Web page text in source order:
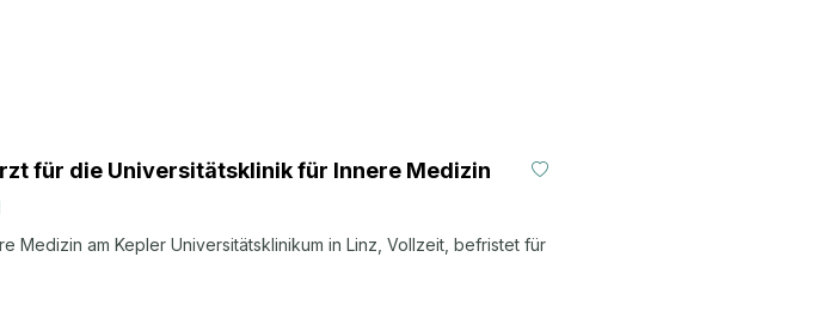
für die Universitätsklinik für Innere Medizin
Medizin am Kepler Universitätsklinikum in Linz, Vollzeit, befristet für